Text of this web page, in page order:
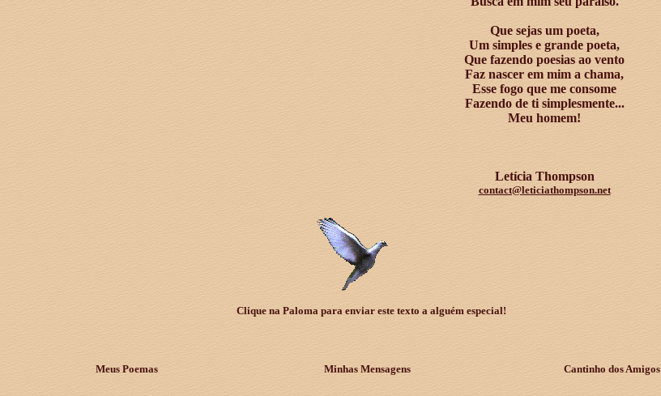
Que sejas um poeta,
Um simples e grande poeta,
Que fazendo poesias ao vento
Faz nascer em mim a chama,
Esse fogo que me consome
Fazendo de ti simplesmente...
Meu homem!
Letícia Thompson
contact@leticiathompson.net
Clique na Paloma para enviar este texto a alguém especial!
Meus Poemas Minhas Mensagens Cantinho dos Amigos